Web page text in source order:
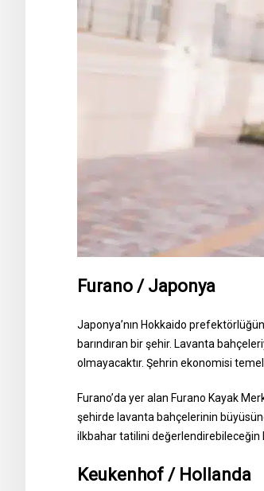
Furano / Japonya
Japonya’nın Hokkaido
barındıran bir şehir. Lavanta
olmayacaktır. Şehrin ekonomisi
Furano’da yer alan Furano Kayak
şehirde lavanta bahçelerinin
ilkbahar tatilini değerlendirebileceğin
Keukenhof / Hollanda